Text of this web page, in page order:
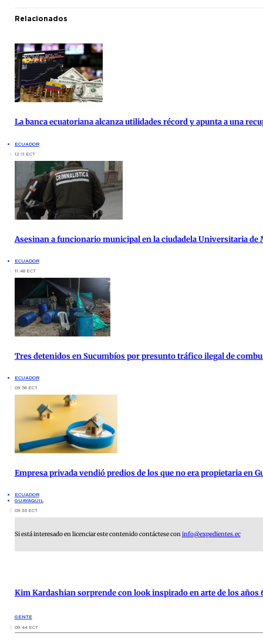
Relacionados
La banca ecuatoriana alcanza utilidades récord y apunta a una
ECUADOR
12:11 ECT
Asesinan a funcionario municipal en la ciudadela Universitaria de
ECUADOR
11:48 ECT
Tres detenidos en Sucumbíos por presunto tráfico ilegal de
ECUADOR
09:56 ECT
Empresa privada vendió predios de los que no era propietaria en
ECUADOR
GUAYAQUIL
09:36 ECT
Si está interesado en licenciar este contenido contáctese coninfo@expedientes.ec
Kim Kardashian sorprende con look inspirado en arte de los años
GENTE
09:44 ECT